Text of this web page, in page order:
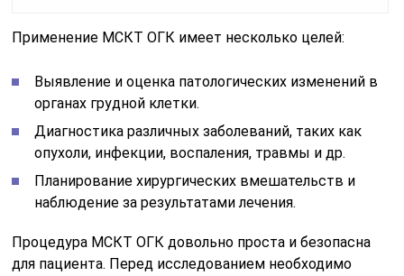
Применение МСКТ ОГК имеет несколько целей:
Выявление и оценка патологических изменений в
органах грудной клетки.
Диагностика различных заболеваний, таких как
опухоли, инфекции, воспаления, травмы и др.
Планирование хирургических вмешательств и
наблюдение за результатами лечения.
Процедура МСКТ ОГК довольно проста и безопасна
для пациента. Перед исследованием необходимо